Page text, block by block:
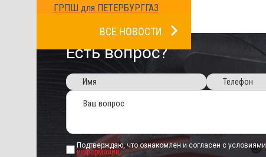
ГРПШ для ПЕТЕРБУРГГАЗ
ВСЕ НОВОСТИ
Есть вопрос?
Подтверждаю, что ознакомлен и согласен с условиями
информации